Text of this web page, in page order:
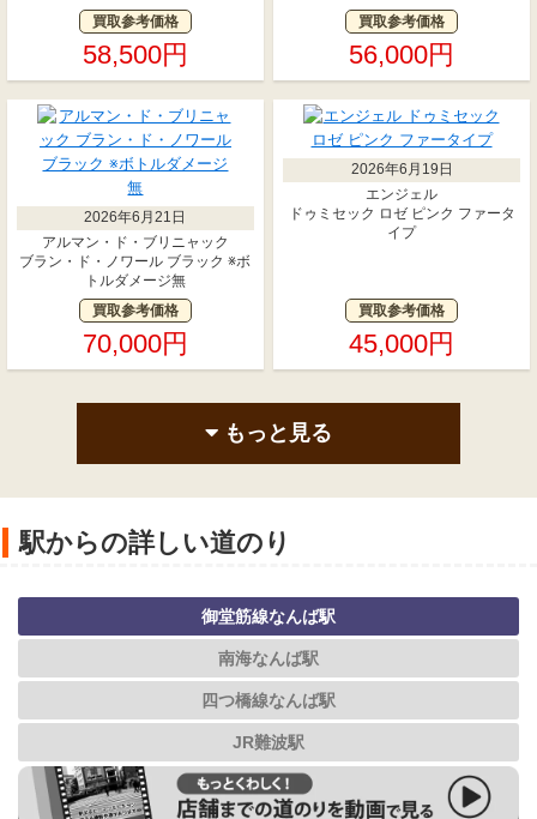
買取参考価格
58,500円
買取参考価格
56,000円
2026年6月21日
アルマン・ド・ブリニャック
ブラン・ド・ノワール ブラック ※ボ
トルダメージ無
買取参考価格
70,000円
2026年6月19日
エンジェル
ドゥミセック ロゼ ピンク ファータ
イプ
買取参考価格
45,000円
もっと見る
駅からの詳しい道のり
御堂筋線なんば駅
南海なんば駅
四つ橋線なんば駅
JR難波駅